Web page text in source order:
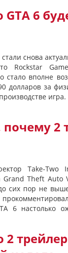
6
снова
Rockstar
стало вполне
долларов за
2
Take-Two
Theft Auto
сих пор не
6 настолько